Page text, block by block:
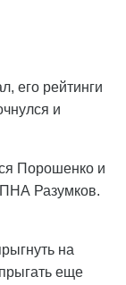
его рейтинги
и
Порошенко и
Разумков.
на
еще